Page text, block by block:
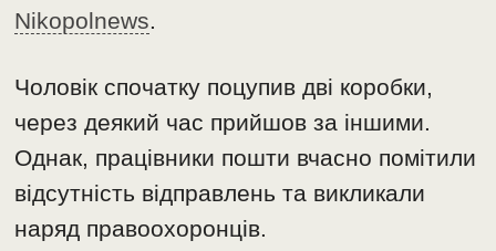
Nikopolnews.
Чоловік спочатку поцупив дві коробки,
через деякий час прийшов за іншими.
Однак, працівники пошти вчасно помітили
відсутність відправлень та викликали
наряд правоохоронців.